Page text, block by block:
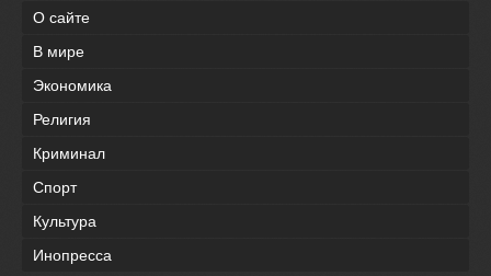
О сайте
В мире
Экономика
Религия
Криминал
Спорт
Культура
Инопресса